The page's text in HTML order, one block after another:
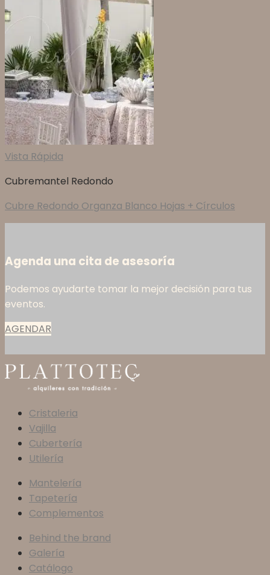
Vista Rápida
Cubremantel Redondo
Cubre Redondo Organza Blanco Hojas + Círculos
Agenda una cita de asesoría
Podemos ayudarte tomar la mejor decisión para tus
eventos.
AGENDAR
Cristaleria
Vajilla
Cubertería
Utilería
Mantelería
Tapetería
Complementos
Behind the brand
Galería
Catálogo